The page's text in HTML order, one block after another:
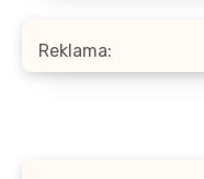
Reklama: